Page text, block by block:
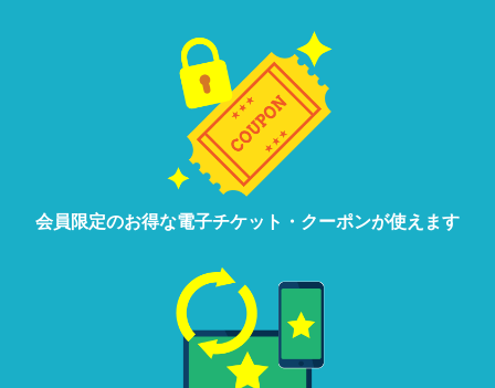
会員限定のお得な電子チケット・クーポンが使えます